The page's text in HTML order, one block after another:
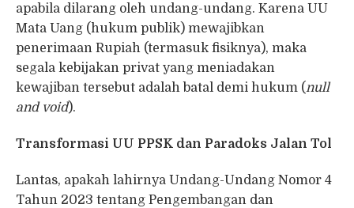
apabila dilarang oleh undang-undang. Karena UU
Mata Uang (hukum publik) mewajibkan
penerimaan Rupiah (termasuk fisiknya), maka
segala kebijakan privat yang meniadakan
kewajiban tersebut adalah batal demi hukum (null
and void).
Transformasi UU PPSK dan Paradoks Jalan Tol
Lantas, apakah lahirnya Undang-Undang Nomor 4
Tahun 2023 tentang Pengembangan dan